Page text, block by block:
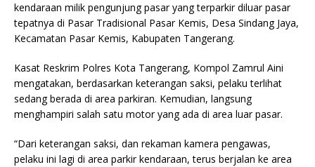
kendaraan milik pengunjung pasar yang terparkir diluar pasar
tepatnya di Pasar Tradisional Pasar Kemis, Desa Sindang Jaya,
Kecamatan Pasar Kemis, Kabupaten Tangerang.
Kasat Reskrim Polres Kota Tangerang, Kompol Zamrul Aini
mengatakan, berdasarkan keterangan saksi, pelaku terlihat
sedang berada di area parkiran. Kemudian, langsung
menghampiri salah satu motor yang ada di area luar pasar.
“Dari keterangan saksi, dan rekaman kamera pengawas,
pelaku ini lagi di area parkir kendaraan, terus berjalan ke area